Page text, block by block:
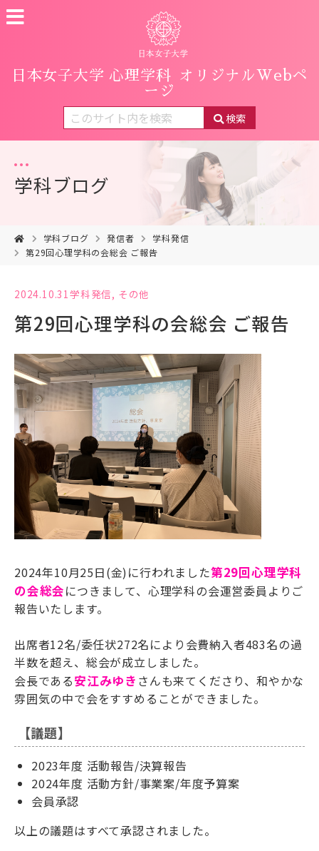
日本女子大学 心理学科
オリジナルWebペ
ージ
検索
学科ブログ
学科ブログ 発信者
学科発信
第29回心理学科の会総会 ご報告
2024.10.31学科発信, その他
第29回心理学科の会総会 ご報告
2024年10月25日(金)に行われました第29回心理学科
の会総会につきまして、心理学科の会運営委員よりご
報告いたします。
出席者12名/委任状272名により会費納入者483名の過
半数を超え、総会が成立しました。
会長である安江みゆき さんも来てくださり、和やかな
雰囲気の中で会をすすめることができました。
【議題】
2023年度 活動報告/決算報告
2024年度 活動方針/事業案/年度予算案
会員承認
以上の議題はすべて承認されました。